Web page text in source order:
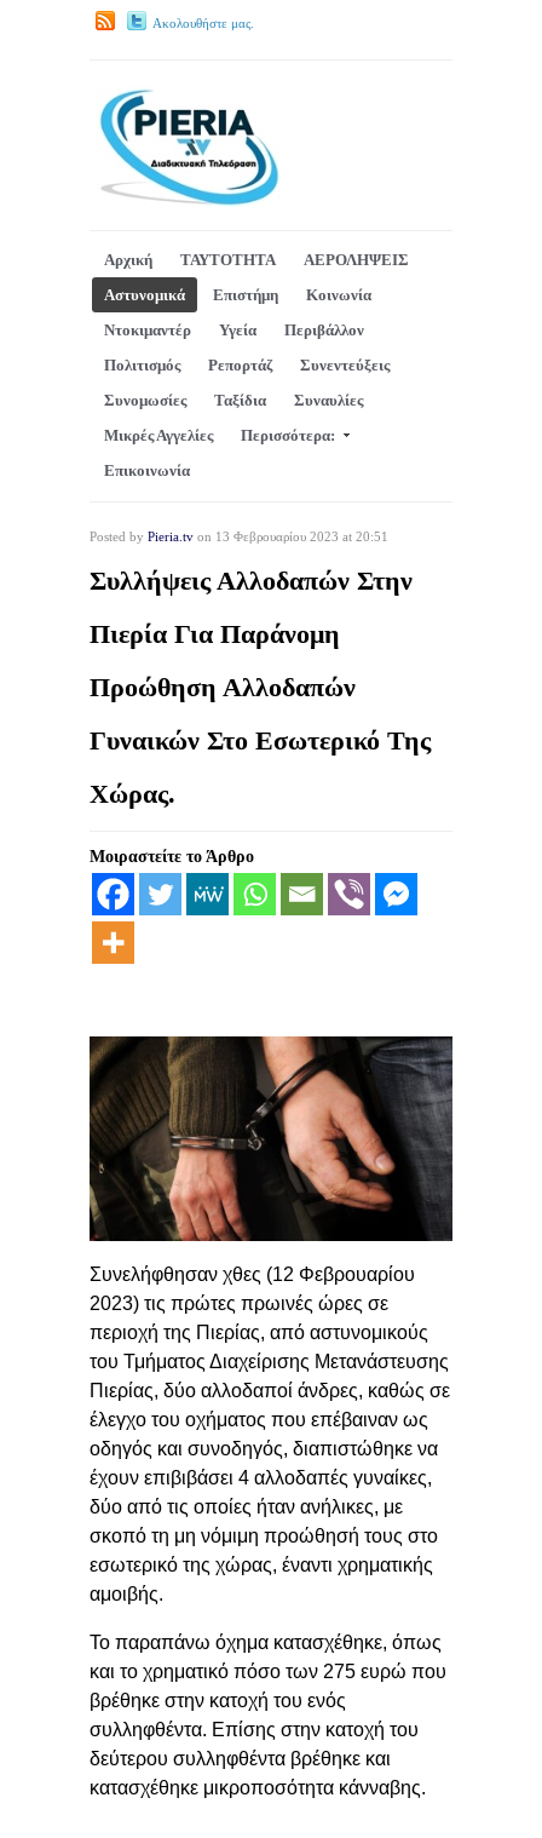
Ακολουθήστε μας.
Αρχική ΤΑΥΤΟΤΗΤΑ
ΑΕΡΟΛΗΨΕΙΣ
Αστυνομικά
Επιστήμη
Κοινωνία
Ντοκιμαντέρ
Υγεία
Περιβάλλον
Πολιτισμός
Ρεπορτάζ
Συνεντεύξεις
Συνομωσίες
Ταξίδια
Συναυλίες
Μικρές Αγγελίες
Περισσότερα:
Επικοινωνία
Posted by Pieria.tv on 13 Φεβρουαρίου 2023 at 20:51
Συλλήψεις Αλλοδαπών Στην
Πιερία Για Παράνομη
Προώθηση Αλλοδαπών
Γυναικών Στο Εσωτερικό Της
Χώρας.
Μοιραστείτε το Άρθρο
Συνελήφθησαν χθες (12 Φεβρουαρίου
2023) τις πρώτες πρωινές ώρες σε
περιοχή της Πιερίας, από αστυνομικούς
του Τμήματος Διαχείρισης Μετανάστευσης
Πιερίας, δύο αλλοδαποί άνδρες, καθώς σε
έλεγχο του οχήματος που επέβαιναν ως
οδηγός και συνοδηγός, διαπιστώθηκε να
έχουν επιβιβάσει 4 αλλοδαπές γυναίκες,
δύο από τις οποίες ήταν ανήλικες, με
σκοπό τη μη νόμιμη προώθησή τους στο
εσωτερικό της χώρας, έναντι χρηματικής
αμοιβής.
Το παραπάνω όχημα κατασχέθηκε, όπως
και το χρηματικό πόσο των 275 ευρώ που
βρέθηκε στην κατοχή του ενός
συλληφθέντα. Επίσης στην κατοχή του
δεύτερου συλληφθέντα βρέθηκε και
κατασχέθηκε μικροποσότητα κάνναβης.